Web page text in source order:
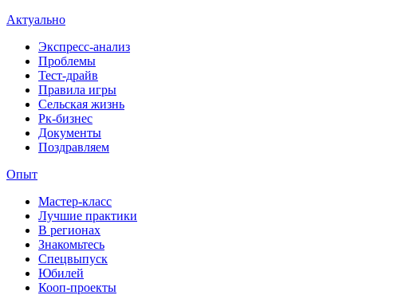
Актуально
Экспресс-анализ
Проблемы
Тест-драйв
Правила игры
Сельская жизнь
Рк-бизнес
Документы
Поздравляем
Опыт
Мастер-класс
Лучшие практики
В регионах
Знакомьтесь
Спецвыпуск
Юбилей
Кооп-проекты